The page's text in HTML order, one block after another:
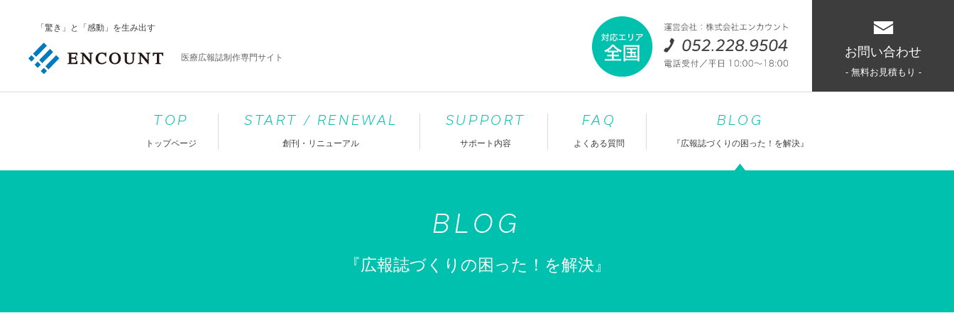
「驚き」と「感動」を生み出す
医療広報誌制作専門サイト お問い合わせ
- 無料お見積もり -
TOP
トップページ
START / RENEWAL
創刊・リニューアル
SUPPORT
サポート内容
FAQ
よくある質問
BLOG
『広報誌づくりの困った！を解決』
BLOG
『広報誌づくりの困った！を解決』